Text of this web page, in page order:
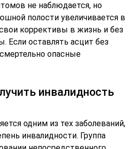
не наблюдается, но
полости увеличивается в
коррективы в жизнь и без
Если оставлять асцит без
опасные
инвалидность
одним из тех заболеваний,
инвалидности. Группа